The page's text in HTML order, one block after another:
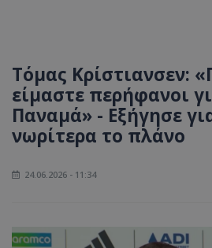
Τόμας Κρίστιανσεν:
είμαστε περήφανοι
Παναμά» - Εξήγησε
νωρίτερα το πλάνο
24.06.2026 - 11:34